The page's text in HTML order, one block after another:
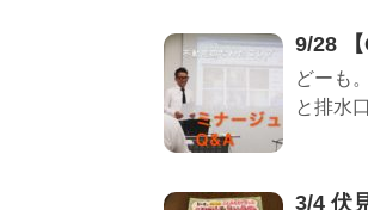
9/28
どーも
と排水
3/4 伏